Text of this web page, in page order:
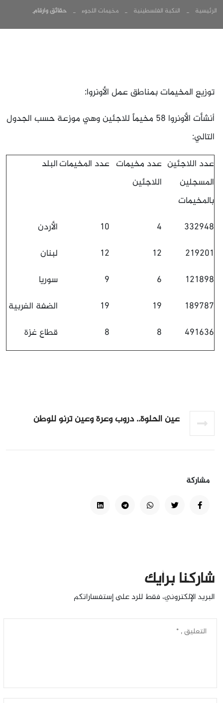
الرئيسية النكبة الفلسطينية مخيمات اللجوء حقائق وأرقام
توزيع المخيمات بمناطق عمل الأونروا:
أنشأت الأونروا 58 مخيماً للاجئين وهي موزعة حسب الجدول
التالي:
عدد اللاجئين
المسجلين
بالمخيمات
عدد مخيمات
اللاجئين
عدد المخيماتالبلد
332948
4
10
الأردن
219201
12
12
لبنان
121898
6
9
سوريا
189787
19
19
الضفة الغربية
491636
8
8 قطاع غزة
عين الحلوة.. دروب وعرة وعين ترنو للوطن
مشاركة
شاركنا برأيك
البريد الإلكتروني، فقط للرد على إستفساراتكم